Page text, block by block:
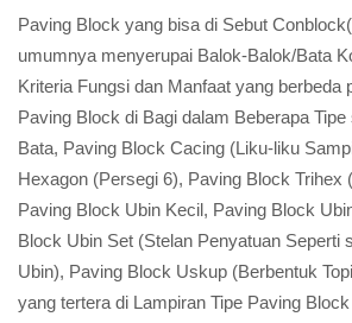
Paving Block yang bisa di Sebut
umumnya menyerupai Balok-Balok/Bata
Kriteria Fungsi dan Manfaat yang berbeda
Paving Block di Bagi dalam Beberapa
Bata, Paving Block Cacing (Liku-liku
Hexagon (Persegi 6), Paving Block Trihex
Paving Block Ubin Kecil, Paving Block
Block Ubin Set (Stelan Penyatuan Seperti
Ubin), Paving Block Uskup (Berbentuk
yang tertera di Lampiran Tipe Paving